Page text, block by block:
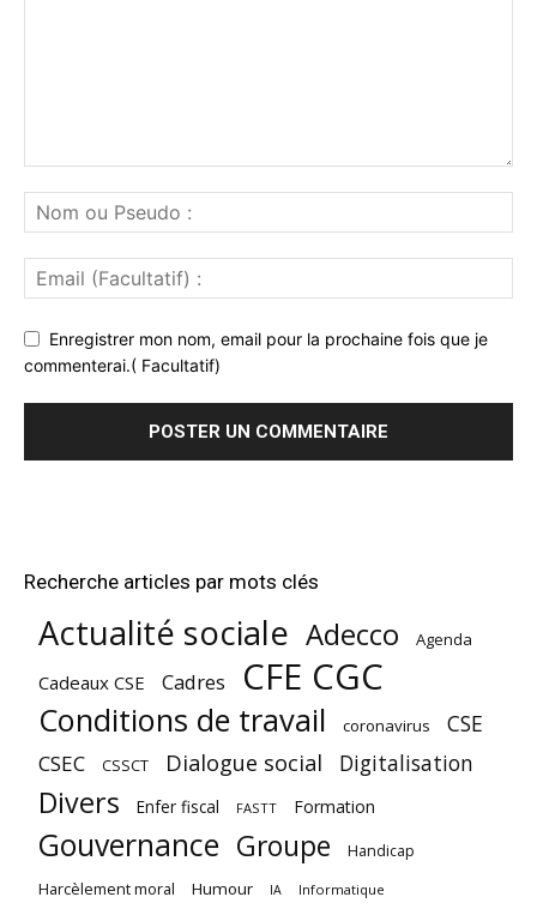
Enregistrer mon nom, email pour la prochaine fois que je
commenterai.( Facultatif)
Recherche articles par mots clés
Actualité sociale Adecco Agenda
Cadeaux CSE Cadres CFE CGC
Conditions de travail coronavirus CSE
CSEC CSSCT Dialogue social Digitalisation
Divers Enfer fiscal FASTT Formation
Gouvernance Groupe Handicap
Harcèlement moral Humour IA Informatique